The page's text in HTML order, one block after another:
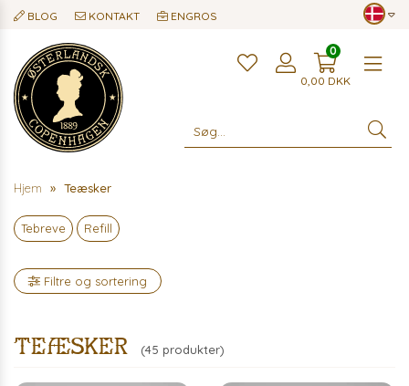
BLOG KONTAKT ENGROS
0,00 DKK
0
Hjem Teæsker
Tebreve Refill
Filtre og sortering
Teæsker (45 produkter)